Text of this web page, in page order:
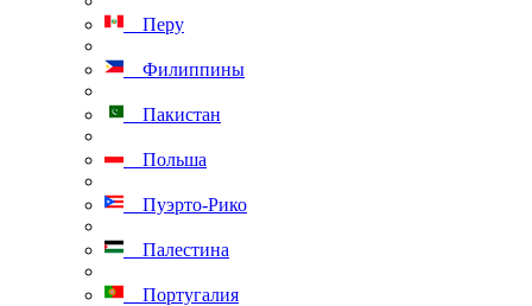
Перу
Филиппины
Пакистан
Польша
Пуэрто-Рико
Палестина
Португалия